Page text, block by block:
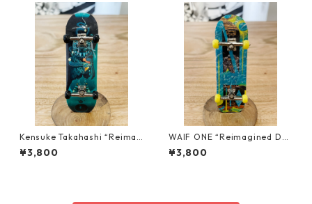
Kensuke Takahashi “Reimag
ined Decks” Finger board R
EPLICA
¥3,800
WAIF ONE “Reimagined Dec
ks” Finger board REPLICA
¥3,800